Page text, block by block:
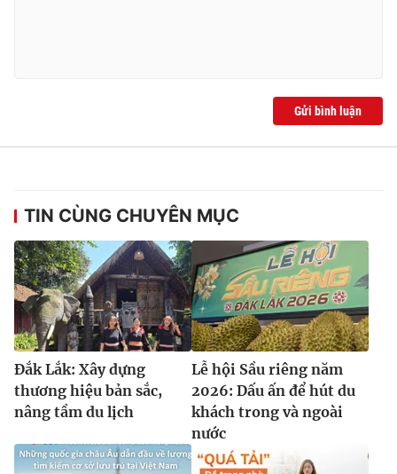
Gửi bình luận
TIN CÙNG CHUYÊN MỤC
Đắk Lắk: Xây dựng
thương hiệu bản sắc,
nâng tầm du lịch
Lễ hội Sầu riêng năm
2026: Dấu ấn để hút du
khách trong và ngoài
nước